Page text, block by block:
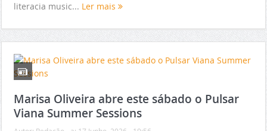
literacia music... Ler mais
Marisa Oliveira abre este sábado o Pulsar
Viana Summer Sessions